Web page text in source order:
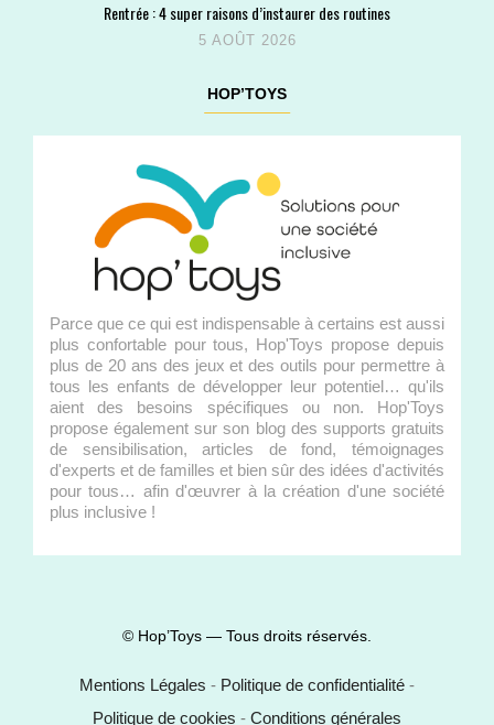
Rentrée : 4 super raisons d’instaurer des routines
5 AOÛT 2026
HOP’TOYS
Parce que ce qui est indispensable à certains est aussi
plus confortable pour tous, Hop'Toys propose depuis
plus de 20 ans des jeux et des outils pour permettre à
tous les enfants de développer leur potentiel… qu'ils
aient des besoins spécifiques ou non. Hop'Toys
propose également sur son blog des supports gratuits
de sensibilisation, articles de fond, témoignages
d'experts et de familles et bien sûr des idées d'activités
pour tous… afin d'œuvrer à la création d'une société
plus inclusive !
© Hop’Toys — Tous droits réservés.
Mentions Légales - Politique de confidentialité -
Politique de cookies - Conditions générales